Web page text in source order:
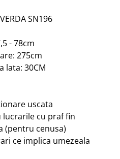
SN196
- 78cm
275cm
lata: 30CM
uscata
cu praf fin
(pentru cenusa)
ce implica umezeala